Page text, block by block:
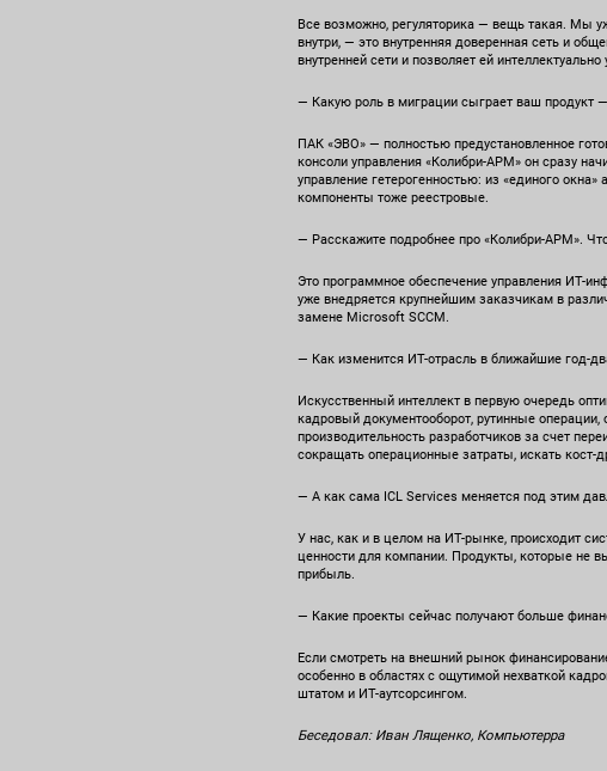
Все возможно, регуляторика — вещь такая. Мы
внутри, — это внутренняя доверенная сеть и
внутренней сети и позволяет ей
— Какую роль в миграции сыграет ваш продукт
ПАК «ЭВО» — полностью предустановленное
консоли управления «Колибри-АРМ» он сразу
управление гетерогенностью: из «единого
компоненты тоже реестровые.
— Расскажите подробнее про «Колибри-АРМ».
Это программное обеспечение управления ИТ-
уже внедряется крупнейшим заказчикам в
замене Microsoft SCCM.
— Как изменится ИТ-отрасль в ближайшие год-
Искусственный интеллект в первую очередь
кадровый документооборот, рутинные
производительность разработчиков за счет
сокращать операционные затраты, искать
— А как сама ICL Services меняется под этим
У нас, как и в целом на ИТ-рынке, происходит
ценности для компании. Продукты, которые не
прибыль.
— Какие проекты сейчас получают больше
Если смотреть на внешний рынок
особенно в областях с ощутимой нехваткой
штатом и ИТ-аутсорсингом.
Беседовал: Иван Лященко, Компьютерра